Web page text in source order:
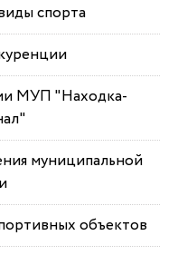
спорта
МУП "Находка-
муниципальной
объектов